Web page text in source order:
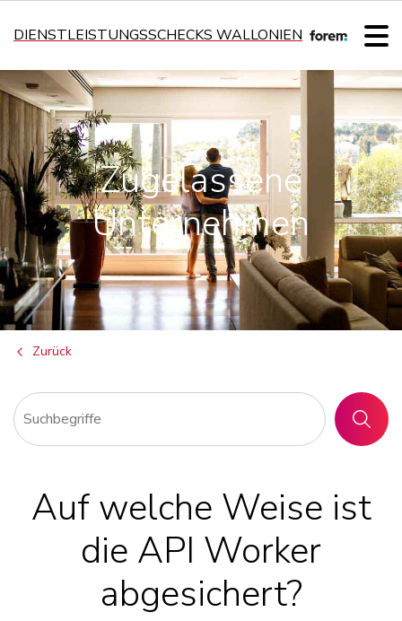
DIENSTLEISTUNGSSCHECKS WALLONIEN
Zugelassene
Unternehmen
Zurück
SUCHEN
Auf welche Weise ist
die API Worker
abgesichert?